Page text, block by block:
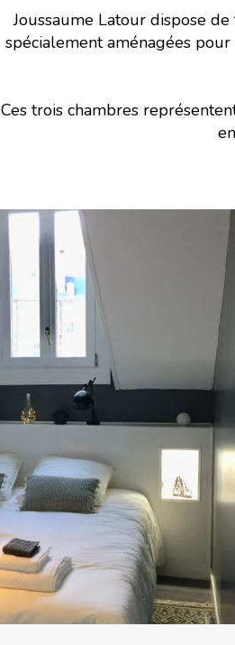
Joussaume Latour dispose
spécialement aménagées
Ces trois chambres